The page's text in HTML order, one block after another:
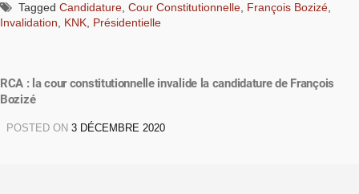
Tagged Candidature, Cour Constitutionnelle, François Bozizé,
Invalidation, KNK, Présidentielle
RCA : la cour constitutionnelle invalide la candidature de François
Bozizé
POSTED ON 3 DÉCEMBRE 2020